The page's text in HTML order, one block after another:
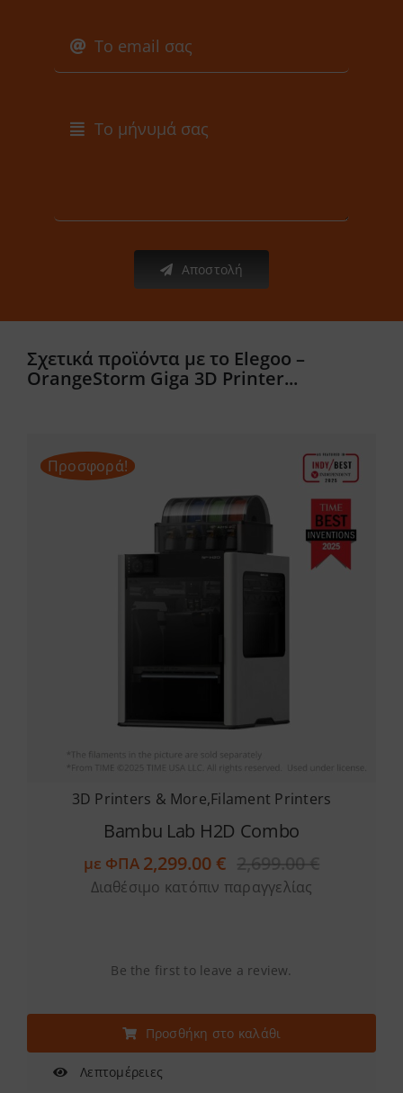
Αποστολή
Σχετικά προϊόντα με το Elegoo –
OrangeStorm Giga 3D Printer...
Προσφορά!
3D Printers & More,Filament Printers
Bambu Lab H2D Combo
2,699.00 €
2,299.00€
με ΦΠΑ
Διαθέσιμο κατόπιν παραγγελίας
Be the first to leave a review.
Προσθήκη στο καλάθι
Λεπτομέρειες